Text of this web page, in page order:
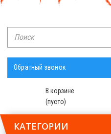
Обратный звонок
В корзине
(пусто)
КАТЕГОРИИ